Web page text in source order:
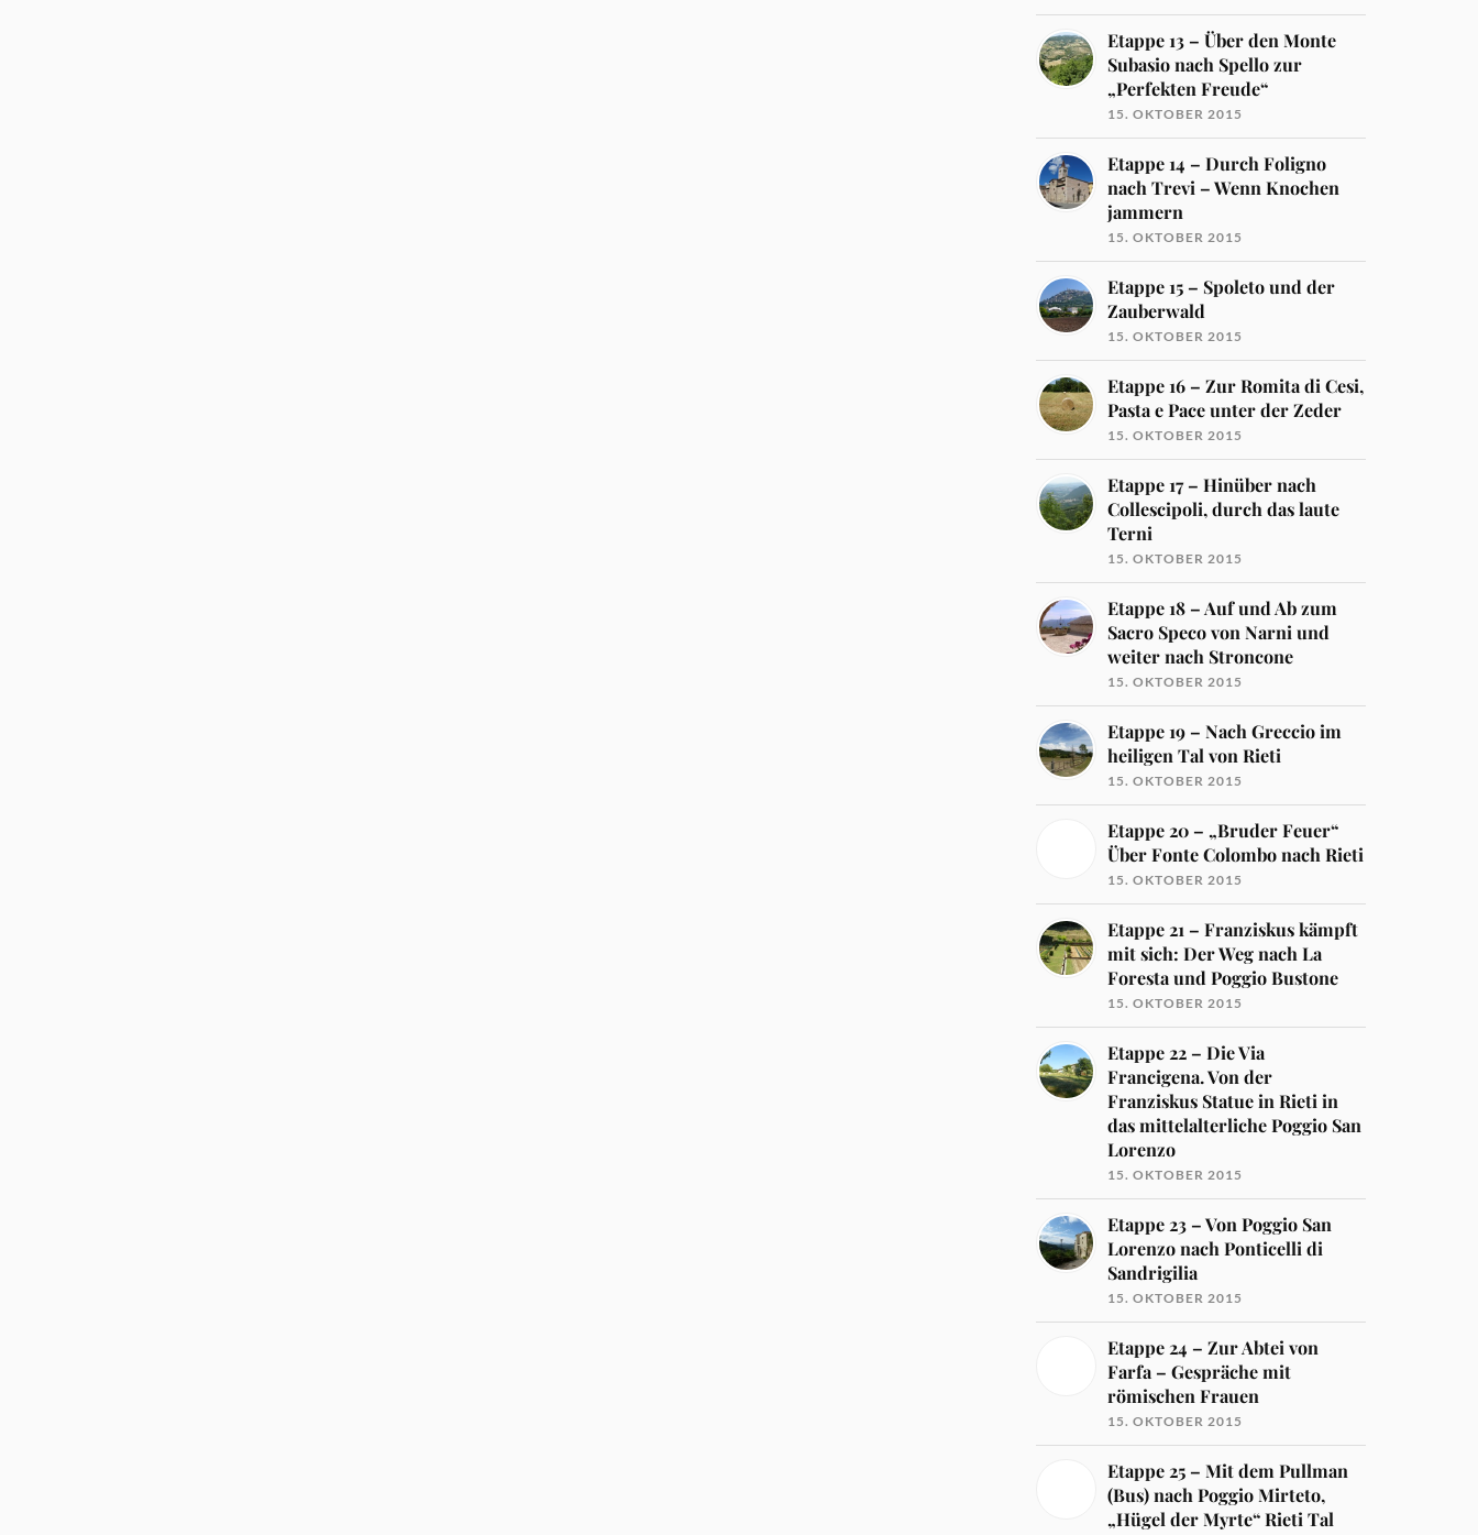
Etappe 13 – Über den Monte
Subasio nach Spello zur
„Perfekten Freude“
15. OKTOBER 2015
Etappe 14 – Durch Foligno
nach Trevi – Wenn Knochen
jammern
15. OKTOBER 2015
Etappe 15 – Spoleto und der
Zauberwald
15. OKTOBER 2015
Etappe 16 – Zur Romita di Cesi,
Pasta e Pace unter der Zeder
15. OKTOBER 2015
Etappe 17 – Hinüber nach
Collescipoli, durch das laute
Terni
15. OKTOBER 2015
Etappe 18 – Auf und Ab zum
Sacro Speco von Narni und
weiter nach Stroncone
15. OKTOBER 2015
Etappe 19 – Nach Greccio im
heiligen Tal von Rieti
15. OKTOBER 2015
Etappe 20 – „Bruder Feuer“
Über Fonte Colombo nach Rieti
15. OKTOBER 2015
Etappe 21 – Franziskus kämpft
mit sich: Der Weg nach La
Foresta und Poggio Bustone
15. OKTOBER 2015
Etappe 22 – Die Via
Francigena. Von der
Franziskus Statue in Rieti in
das mittelalterliche Poggio San
Lorenzo
15. OKTOBER 2015
Etappe 23 – Von Poggio San
Lorenzo nach Ponticelli di
Sandrigilia
15. OKTOBER 2015
Etappe 24 – Zur Abtei von
Farfa – Gespräche mit
römischen Frauen
15. OKTOBER 2015
Etappe 25 – Mit dem Pullman
(Bus) nach Poggio Mirteto,
„Hügel der Myrte“ Rieti Tal